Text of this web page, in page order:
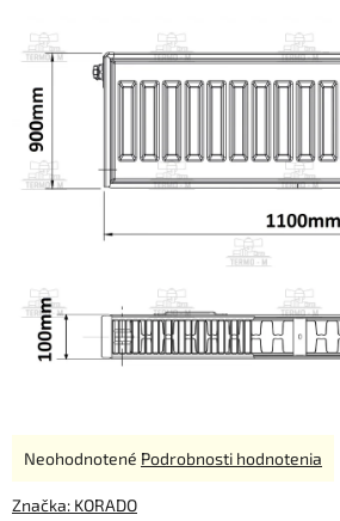
Priemerné
produktu
Neohodnotené Podrobnosti hodnotenia
Značka: KORADO